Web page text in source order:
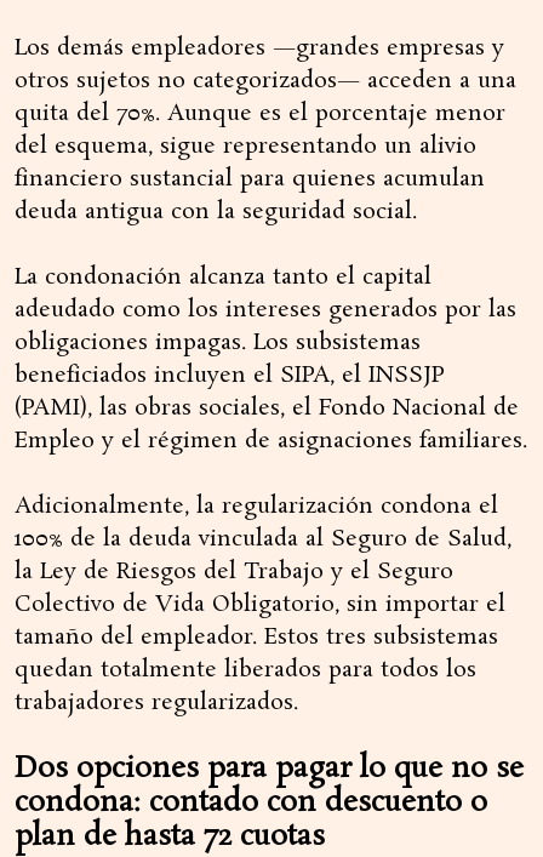
Los demás empleadores —grandes empresas y
otros sujetos no categorizados— acceden a una
quita del 70%. Aunque es el porcentaje menor
del esquema, sigue representando un alivio
financiero sustancial para quienes acumulan
deuda antigua con la seguridad social.
La condonación alcanza tanto el capital
adeudado como los intereses generados por las
obligaciones impagas. Los subsistemas
beneficiados incluyen el SIPA, el INSSJP
(PAMI), las obras sociales, el Fondo Nacional de
Empleo y el régimen de asignaciones familiares.
Adicionalmente, la regularización condona el
100% de la deuda vinculada al Seguro de Salud,
la Ley de Riesgos del Trabajo y el Seguro
Colectivo de Vida Obligatorio, sin importar el
tamaño del empleador. Estos tres subsistemas
quedan totalmente liberados para todos los
trabajadores regularizados.
Dos opciones para pagar lo que no se
condona: contado con descuento o
plan de hasta 72 cuotas